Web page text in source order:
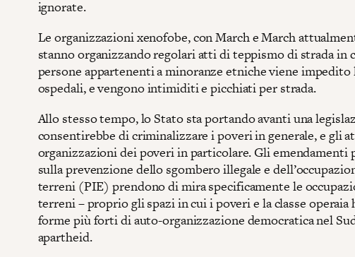
ignorate.
Le organizzazioni xenofobe, con March e March
stanno organizzando regolari atti di teppismo di strada in
persone appartenenti a minoranze etniche viene impedito
ospedali, e vengono intimiditi e picchiati per strada.
Allo stesso tempo, lo Stato sta portando avanti una
consentirebbe di criminalizzare i poveri in generale, e gli
organizzazioni dei poveri in particolare. Gli emendamenti
sulla prevenzione dello sgombero illegale e
terreni (PIE) prendono di mira specificamente le
terreni – proprio gli spazi in cui i poveri e la classe
forme più forti di auto-organizzazione democratica nel
apartheid.